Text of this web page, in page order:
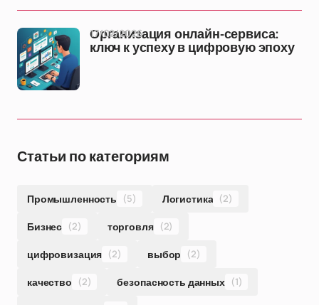
Организация онлайн-сервиса:
ключ к успеху в цифровую эпоху
17/02/2026
Статьи по категориям
Промышленность (5) Логистика (2)
Бизнес (2) торговля (2)
цифровизация (2) выбор (2)
качество (2) безопасность данных (1)